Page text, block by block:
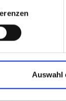
Auswahl
bei
Zuerst